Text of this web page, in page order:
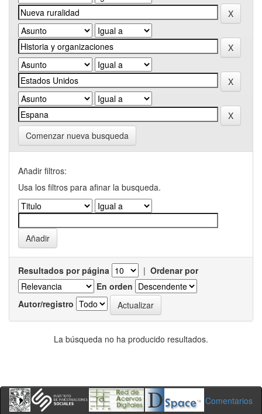
Comenzar nueva busqueda
Añadir filtros:
Usa los filtros para afinar la busqueda.
Resultados por página | Ordenar por
En orden
Autor/registro
La búsqueda no ha producido resultados.
Comentarios